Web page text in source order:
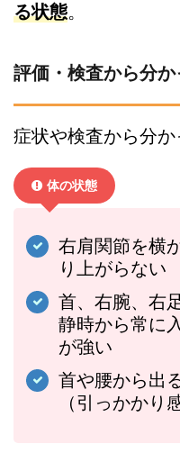
る状態。
評価・検査から分か
症状や検査から分
体の状態
右肩関節を横
り上がらない
首、右腕、右
静時から常に
が強い
首や腰から出
（引っかかり